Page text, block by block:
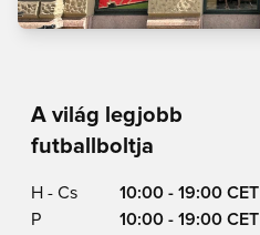
A világ legjobb
futballboltja
H - Cs
10:00 - 19:00 CET
P
10:00 - 19:00 CET